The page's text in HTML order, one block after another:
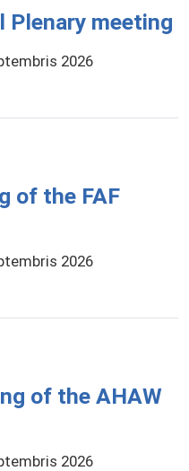
Plenary meeting
2026
of the FAF
2026
of the AHAW
2026